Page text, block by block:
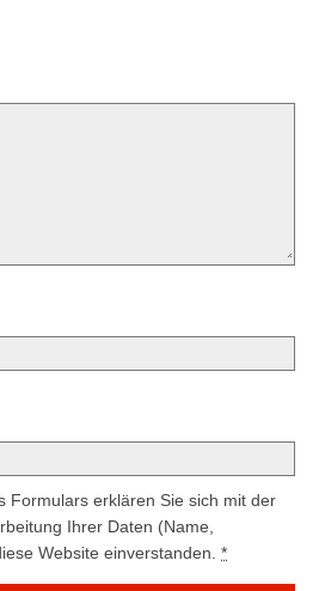
Formulars erklären Sie sich mit der
Ihrer Daten (Name,
Website einverstanden. *